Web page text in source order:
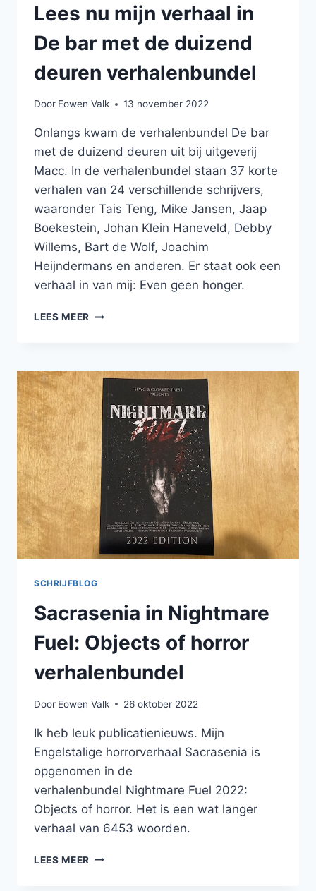
Lees nu mijn verhaal in
De bar met de duizend
deuren verhalenbundel
Door Eowen Valk 13 november 2022
Onlangs kwam de verhalenbundel De bar
met de duizend deuren uit bij uitgeverij
Macc. In de verhalenbundel staan 37 korte
verhalen van 24 verschillende schrijvers,
waaronder Tais Teng, Mike Jansen, Jaap
Boekestein, Johan Klein Haneveld, Debby
Willems, Bart de Wolf, Joachim
Heijndermans en anderen. Er staat ook een
verhaal in van mij: Even geen honger.
LEES MEER LEES
IN
DE
BAR
MET
DE
DUIZEND
DEUREN
VERHALENBUNDEL
SCHRIJFBLOG
Sacrasenia in Nightmare
Fuel: Objects of horror
verhalenbundel
Door Eowen Valk 26 oktober 2022
Ik heb leuk publicatienieuws. Mijn
Engelstalige horrorverhaal Sacrasenia is
opgenomen in de
verhalenbundel Nightmare Fuel 2022:
Objects of horror. Het is een wat langer
verhaal van 6453 woorden.
LEES MEER SACRASENIA